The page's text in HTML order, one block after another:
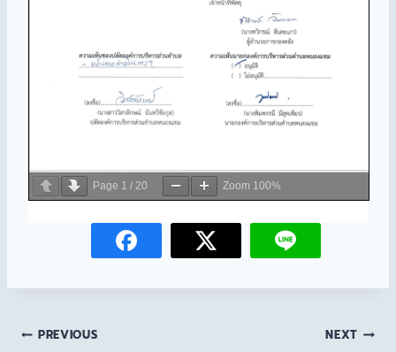
Page 1 / 20 Zoom 100%
PREVIOUS NEXT